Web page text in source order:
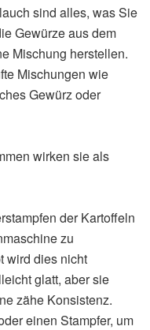
sind alles, was Sie
Gewürze aus dem
Mischung herstellen.
Mischungen wie
Gewürz oder
wirken sie als
der Kartoffeln
zu
wird dies nicht
glatt, aber sie
zähe Konsistenz.
einen Stampfer, um